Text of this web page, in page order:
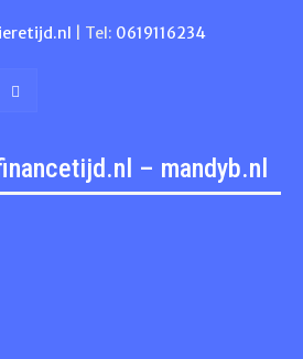
| Tel: 0619116234
– mandyb.nl